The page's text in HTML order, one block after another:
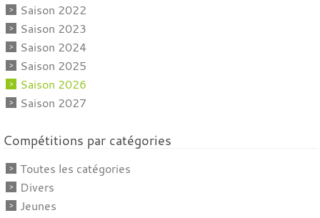
Saison 2022
Saison 2023
Saison 2024
Saison 2025
Saison 2026
Saison 2027
Compétitions par catégories
Toutes les catégories
Divers
Jeunes